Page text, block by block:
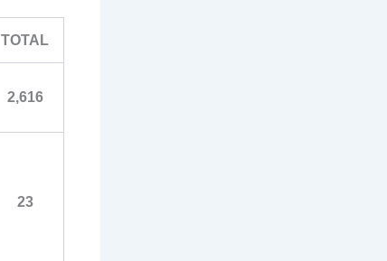
TOTAL
2,616
23